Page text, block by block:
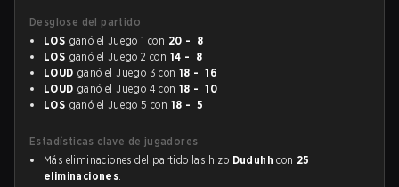
Desglose del partido
LOS ganó el Juego 1 con 20 - 8
LOS ganó el Juego 2 con 14 - 8
LOUD ganó el Juego 3 con18 - 16
LOUD ganó el Juego 4 con18 - 10
LOS ganó el Juego 5 con 18 - 5
Estadísticas clave de jugadores
Más eliminaciones del partido las hizo Duduhh con 25
eliminaciones.